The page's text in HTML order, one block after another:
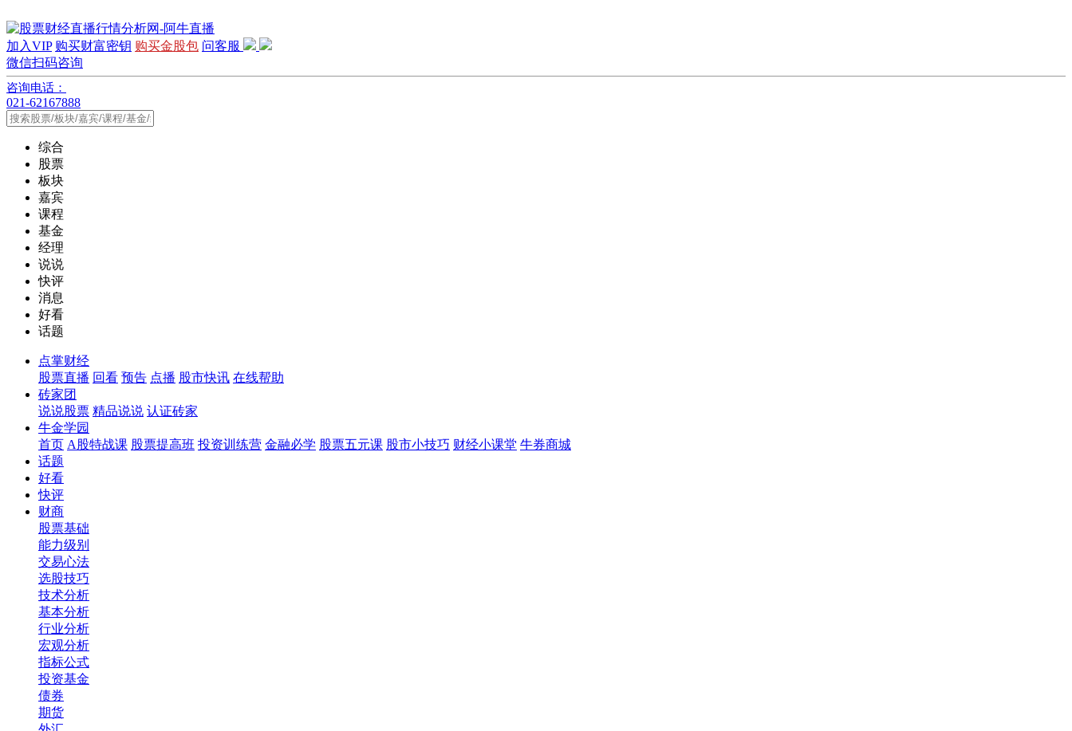
加入VIP 购买财富密钥 购买金股包 问客服
微信扫码咨询
咨询电话：
021-62167888
综合
股票
板块
嘉宾
课程
基金
经理
说说
快评
消息
好看
话题
点掌财经
股票直播 回看 预告 点播 股市快讯 在线帮助
砖家团
说说股票 精品说说 认证砖家
牛金学园
首页 A股特战课 股票提高班 投资训练营 金融必学 股票五元课 股市小技巧 财经小课堂 牛券商城
话题
好看
快评
财商
股票基础
能力级别
交易心法
选股技巧
技术分析
基本分析
行业分析
宏观分析
指标公式
投资基金
债券
期货